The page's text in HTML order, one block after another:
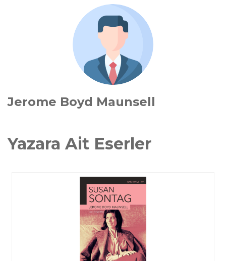
Jerome Boyd Maunsell
Yazara Ait Eserler